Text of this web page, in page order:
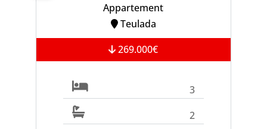
Appartement
Teulada
269.000€
3
2